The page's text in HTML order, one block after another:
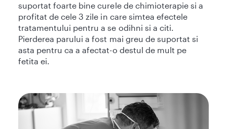
suportat foarte bine curele de chimioterapie si a
profitat de cele 3 zile in care simtea efectele
tratamentului pentru a se odihni si a citi.
Pierderea parului a fost mai greu de suportat si
asta pentru ca a afectat-o destul de mult pe
fetita ei.